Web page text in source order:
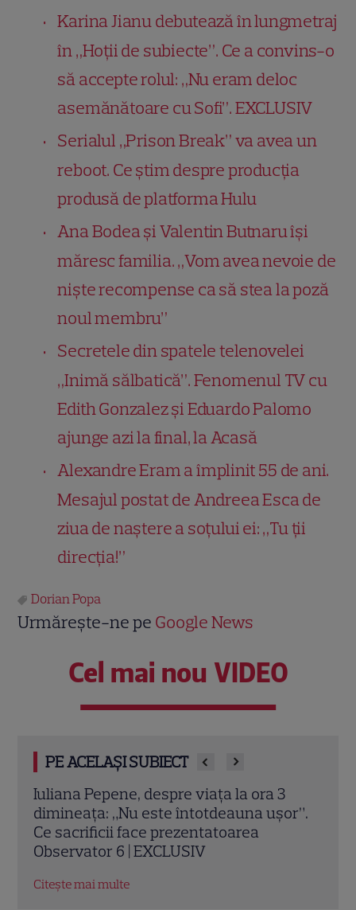
Karina Jianu debutează în lungmetraj
în „Hoții de subiecte”. Ce a convins-o
să accepte rolul: „Nu eram deloc
asemănătoare cu Sofi”. EXCLUSIV
Serialul „Prison Break” va avea un
reboot. Ce știm despre producția
produsă de platforma Hulu
Ana Bodea și Valentin Butnaru își
măresc familia. „Vom avea nevoie de
niște recompense ca să stea la poză
noul membru”
Secretele din spatele telenovelei
„Inimă sălbatică”. Fenomenul TV cu
Edith Gonzalez și Eduardo Palomo
ajunge azi la final, la Acasă
Alexandre Eram a împlinit 55 de ani.
Mesajul postat de Andreea Esca de
ziua de naștere a soțului ei: „Tu ții
direcția!”
Dorian Popa
Urmărește-ne pe Google News
Cel mai nou VIDEO
PE ACELAȘI SUBIECT
Cum arată apartamentul de lux al
Danielei Crudu. O singură oglindă a
costat 7.000 de lei